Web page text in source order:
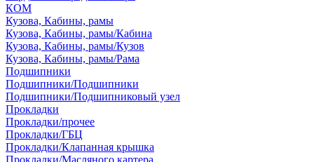
КОМ
Кузова, Кабины, рамы
Кузова, Кабины, рамы/Кабина
Кузова, Кабины, рамы/Кузов
Кузова, Кабины, рамы/Рама
Подшипники
Подшипники/Подшипники
Подшипники/Подшипниковый узел
Прокладки
Прокладки/прочее
Прокладки/ГБЦ
Прокладки/Клапанная крышка
Прокладки/Масляного картера